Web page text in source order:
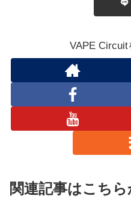
VAPE Circuit
関連記事はこちら